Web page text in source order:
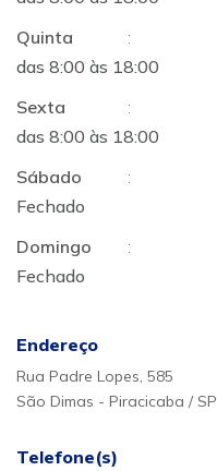
Quinta
:
das 8:00 às 18:00
Sexta
:
das 8:00 às 18:00
Sábado
:
Fechado
Domingo
:
Fechado
Endereço
Rua Padre Lopes, 585
São Dimas - Piracicaba / SP
Telefone(s)